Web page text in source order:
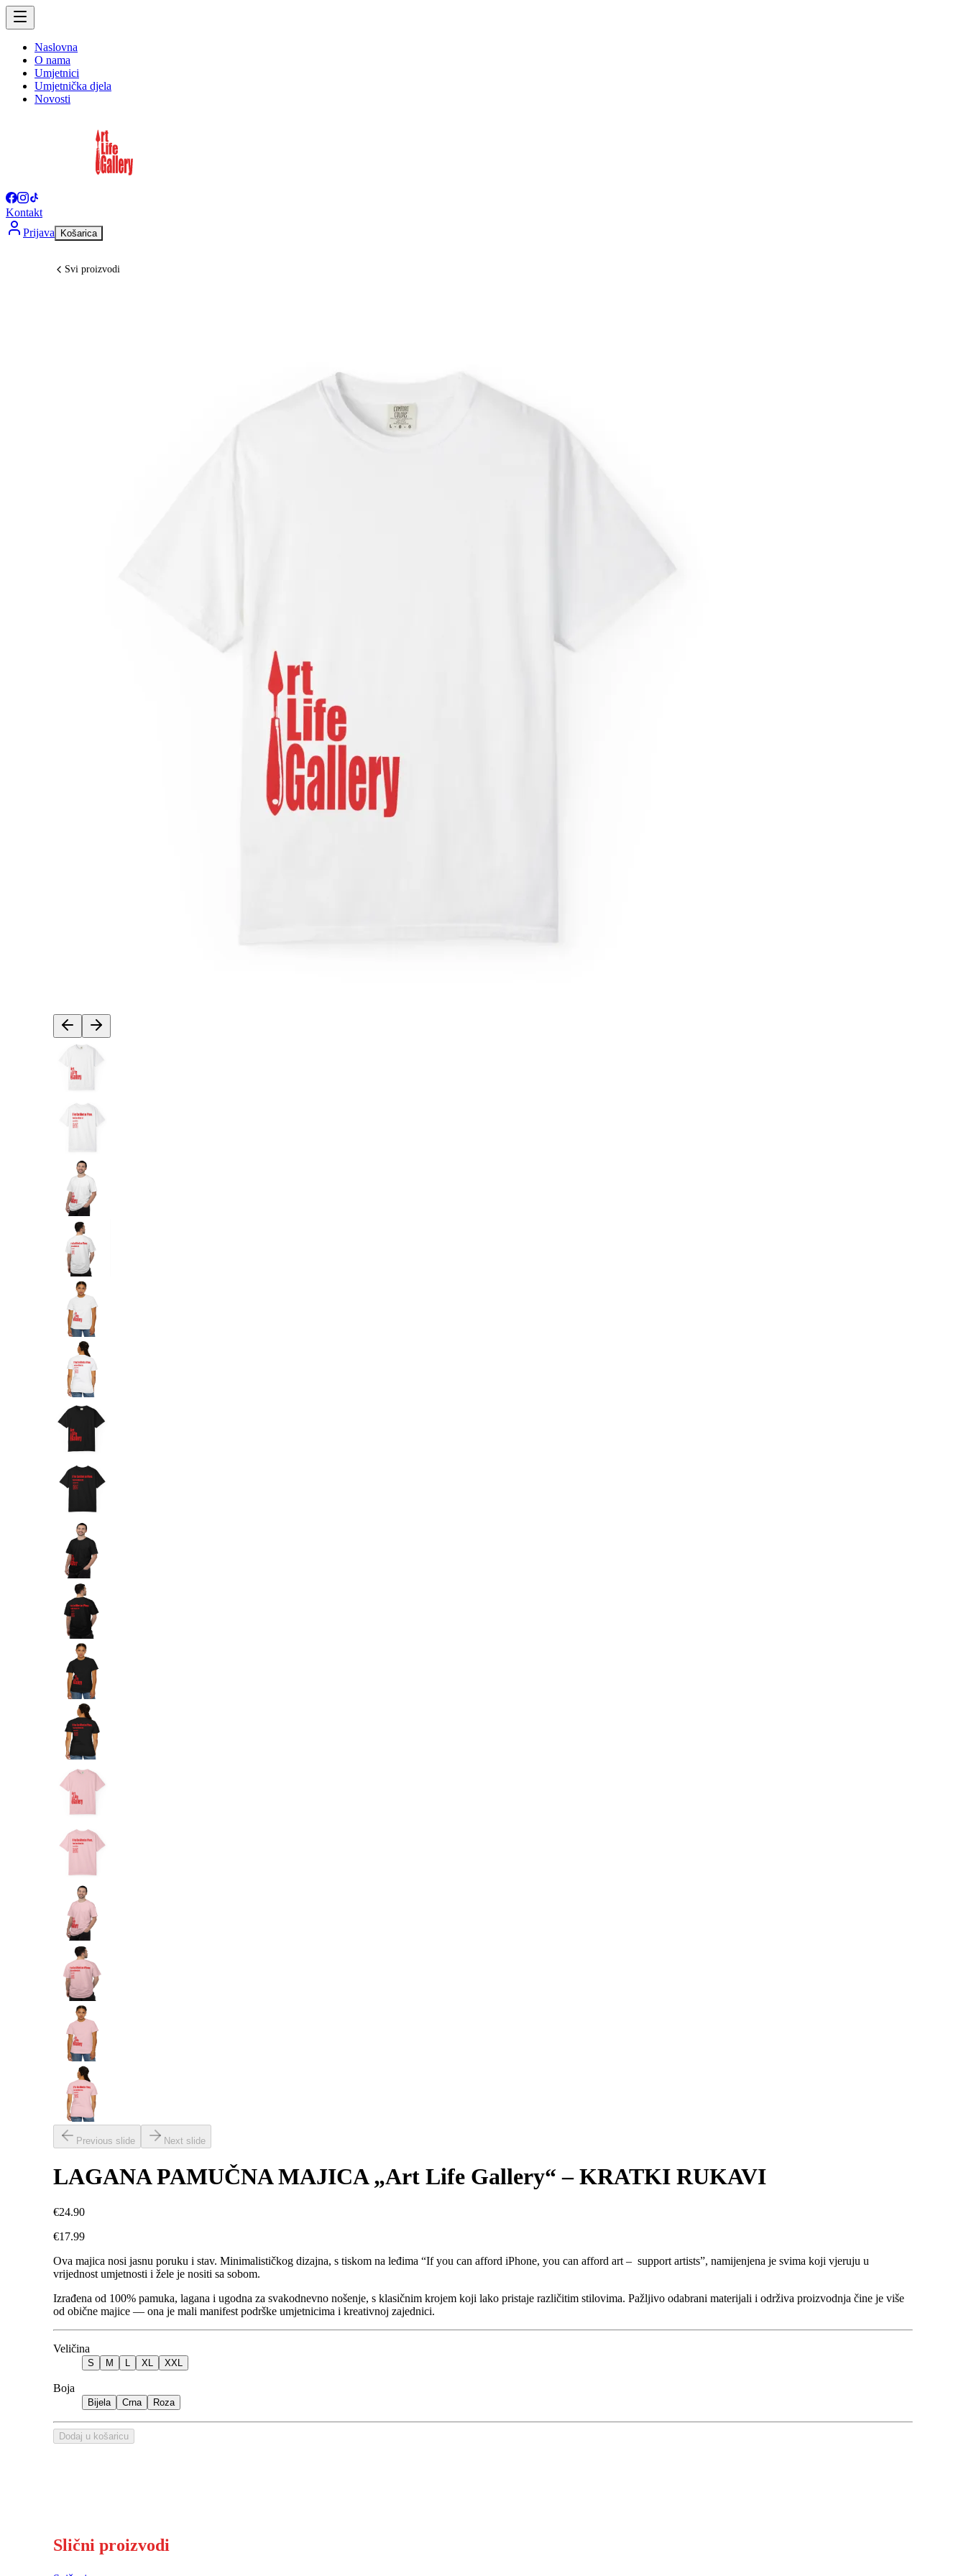
Naslovna
O nama
Umjetnici
Umjetnička djela
Novosti
Kontakt
Prijava
Košarica
Svi proizvodi
Previous slide Next slide
LAGANA PAMUČNA MAJICA „Art Life Gallery“ – KRATKI RUKAVI
€24.90
€17.99
Ova majica nosi jasnu poruku i stav. Minimalističkog dizajna, s tiskom na leđima “If you can afford iPhone, you can afford art – support artists”, namijenjena je svima koji vjeruju u
vrijednost umjetnosti i žele je nositi sa sobom.
Izrađena od 100% pamuka, lagana i ugodna za svakodnevno nošenje, s klasičnim krojem koji lako pristaje različitim stilovima. Pažljivo odabrani materijali i održiva proizvodnja čine je više
od obične majice — ona je mali manifest podrške umjetnicima i kreativnoj zajednici.
Veličina
S M XL XXL
Boja
Bijela Crna Roza
Dodaj u košaricu
Slični proizvodi